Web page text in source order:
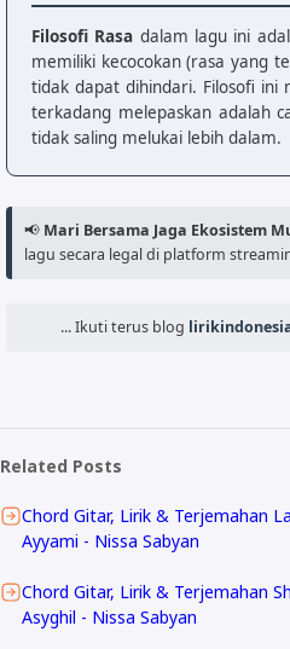
F            G
Kau dan aku menyakitkan
[Outro]
F   G   C
Filosofi Rasa dalam lagu ini
memiliki kecocokan (rasa yang
tidak dapat dihindari. Filosofi
terkadang melepaskan adalah
tidak saling melukai lebih dalam.
📢 Mari Bersama Jaga Ekosistem
lagu secara legal di platform
... Ikuti terus blog
Related Posts
Chord Gitar, Lirik & Terjemahan
Ayyami - Nissa Sabyan
Chord Gitar, Lirik & Terjemahan
Asyghil - Nissa Sabyan